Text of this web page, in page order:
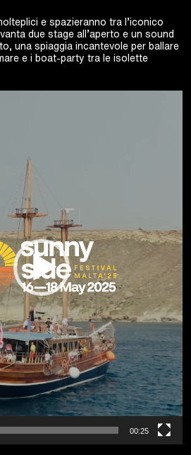
e spazieranno tra l’iconico
due stage all’aperto e un sound
una spiaggia incantevole per ballare
e i boat-party tra le isolette
00:25